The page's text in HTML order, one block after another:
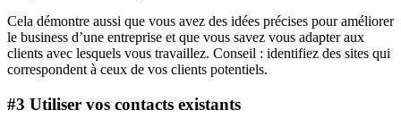
Cela démontre aussi que vous avez des idées précises pour améliorer
le business d’une entreprise et que vous savez vous adapter aux
clients avec lesquels vous travaillez. Conseil : identifiez des sites qui
correspondent à ceux de vos clients potentiels.
#3 Utiliser vos contacts existants